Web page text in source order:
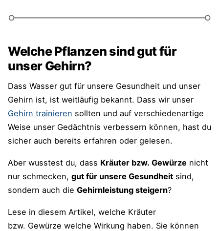
Gehirnleistung
Ingwer – macht schlau
Knoblauch – die Wunderwaffe
Kurkuma – schützen wir uns
Maca–Energiewurzel aus den Anden
Radikale
Rosenwurz – nicht nur für Wikinger
Rosmarin – fördert die geistige Leistung
des Gehirns
Welche Pflanzen sind gut für
unser Gehirn?
Dass Wasser gut für unsere Gesundheit und unser
Gehirn ist, ist weitläufig bekannt. Dass wir unser
Gehirn trainieren sollten und auf verschiedenartige
Weise unser Gedächtnis verbessern können, hast du
sicher auch bereits erfahren oder gelesen.
Aber wusstest du, dass Kräuter bzw. Gewürze nicht
nur schmecken, gut für unsere Gesundheit sind,
sondern auch die Gehirnleistung steigern?
Lese in diesem Artikel, welche Kräuter
bzw. Gewürze welche Wirkung haben. Sie können